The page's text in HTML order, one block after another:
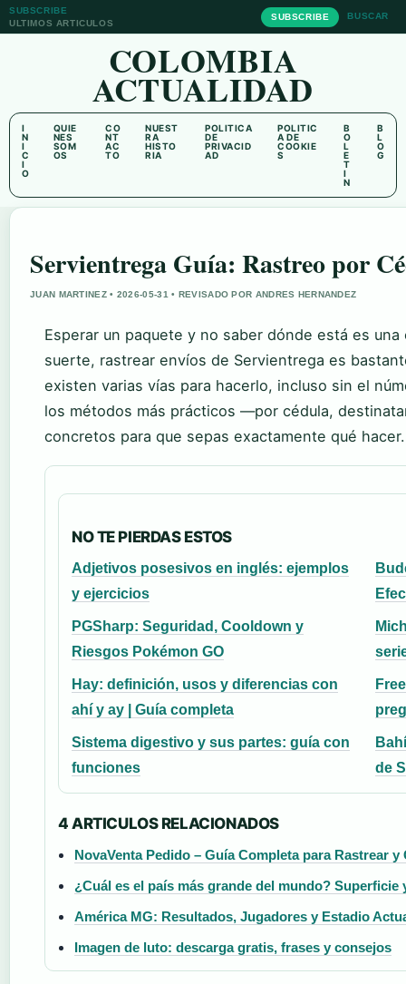
SUBSCRIBE
ULTIMOS ARTICULOS
SUBSCRIBE BUSCAR
COLOMBIA
ACTUALIDAD
I
N
I
C
I
O
QUIE
NES
SOM
OS
CO
NT
AC
TO
NUEST
RA
HISTO
RIA
POLITICA
DE
PRIVACID
AD
POLITIC
A DE
COOKIE
S
B
O
L
E
T
I
N
B
L
O
G
Servientrega Guía: Rastreo por
JUAN MARTINEZ • 2026-05-31 • REVISADO POR ANDRES HERNANDEZ
Esperar un paquete y no saber dónde está es
suerte, rastrear envíos de Servientrega es
existen varias vías para hacerlo, incluso sin el
los métodos más prácticos —por cédula,
concretos para que sepas exactamente qué hacer.
NO TE PIERDAS ESTOS
Adjetivos posesivos en inglés: ejemplos
y ejercicios
PGSharp: Seguridad, Cooldown y
Riesgos Pokémon GO
Hay: definición, usos y diferencias con
ahí y ay | Guía completa
Sistema digestivo y sus partes: guía con
funciones
de
4 ARTICULOS RELACIONADOS
NovaVenta Pedido – Guía Completa para Rastrear y
¿Cuál es el país más grande del mundo? Superficie
América MG: Resultados, Jugadores y Estadio
Imagen de luto: descarga gratis, frases y consejos